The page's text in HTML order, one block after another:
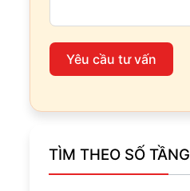
Yêu cầu tư vấn
TÌM THEO SỐ TẦNG